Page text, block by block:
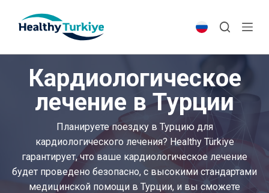
p
n
Кардиологическое
лечение в Турции
Планируете поездку в Турцию для
кардиологического лечения? Healthy Türkiye
гарантирует, что ваше кардиологическое лечение
будет проведено безопасно, с высокими стандартами
медицинской помощи в Турции, и вы сможете